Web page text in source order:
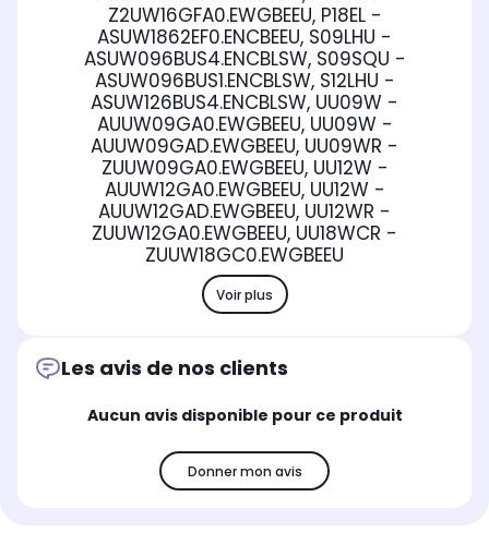
Z2UW16GFA0.EWGBEEU, P18EL -
ASUW1862EF0.ENCBEEU, S09LHU -
ASUW096BUS4.ENCBLSW, S09SQU -
ASUW096BUS1.ENCBLSW, S12LHU -
ASUW126BUS4.ENCBLSW, UU09W -
AUUW09GA0.EWGBEEU, UU09W -
AUUW09GAD.EWGBEEU, UU09WR -
ZUUW09GA0.EWGBEEU, UU12W -
AUUW12GA0.EWGBEEU, UU12W -
AUUW12GAD.EWGBEEU, UU12WR -
ZUUW12GA0.EWGBEEU, UU18WCR -
ZUUW18GC0.EWGBEEU
Voir plus
Les avis de nos clients
Aucun avis disponible pour ce produit
Donner mon avis